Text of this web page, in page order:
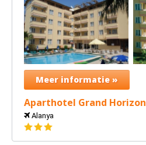
Meer informatie »
Aparthotel Grand Horizon
Alanya
3